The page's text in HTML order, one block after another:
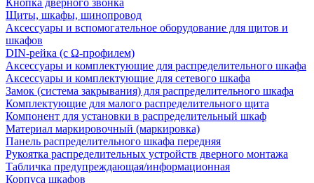
Кнопка дверного звонка
Щиты, шкафы, шинопровод
Аксессуары и вспомогательное оборудование для щитов и
шкафов
DIN-рейка (с Ω-профилем)
Аксессуары и комплектующие для распределительного шкафа
Аксессуары и комплектующие для сетевого шкафа
Замок (система закрывания) для распределительного шкафа
Комплектующие для малого распределительного щита
Компонент для установки в распределительный шкаф
Материал маркировочный (маркировка)
Панель распределительного шкафа передняя
Рукоятка распределительных устройств дверного монтажа
Табличка предупреждающая/информационная
Корпуса шкафов